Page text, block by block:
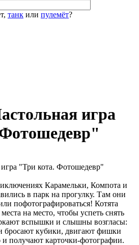
танк или пулемёт?
игра
Карамельки, Компота и
в парк на прогулку. Там они
пофотографироваться! Котята
на место, чтобы успеть снять
вспышки и слышны возгласы:
кубики, двигают фишки
получают карточки-фотографии.